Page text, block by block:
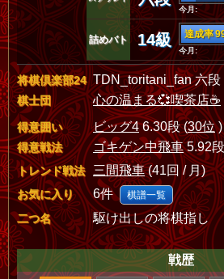
今月:
詰めバト 14級 達成率
今月:
将棋倶楽部24 TDN_toritani_fan 六段
棋士団 心の温まる💞喫茶店☕
得意囲い ビッグ46.30段 (30位)
得意戦法 ゴキゲン中飛車5.92
トレンド戦法 三間飛車(41回 / 月)
お気に入り 6件 棋譜一覧
二つ名 駆け出しの将棋指し
戦歴